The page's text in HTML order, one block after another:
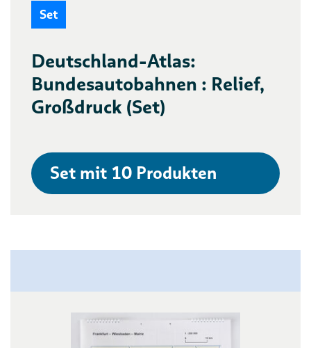
Set
Deutschland-Atlas:
Bundesautobahnen : Relief,
Großdruck (Set)
Set mit 10 Produkten